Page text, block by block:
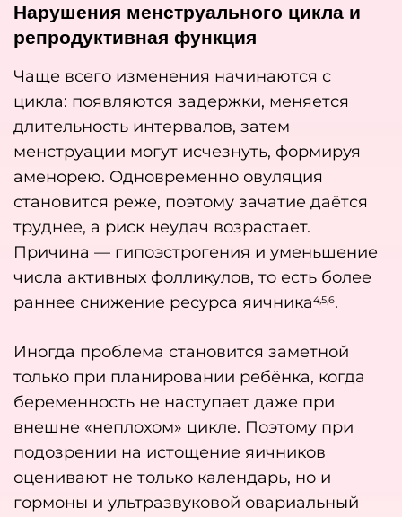
Нарушения менструального цикла и
репродуктивная функция
Чаще всего изменения начинаются с
цикла: появляются задержки, меняется
длительность интервалов, затем
менструации могут исчезнуть, формируя
аменорею. Одновременно овуляция
становится реже, поэтому зачатие даётся
труднее, а риск неудач возрастает.
Причина — гипоэстрогения и уменьшение
числа активных фолликулов, то есть более
раннее снижение ресурса яичника4,5,6.
Иногда проблема становится заметной
только при планировании ребёнка, когда
беременность не наступает даже при
внешне «неплохом» цикле. Поэтому при
подозрении на истощение яичников
оценивают не только календарь, но и
гормоны и ультразвуковой овариальный